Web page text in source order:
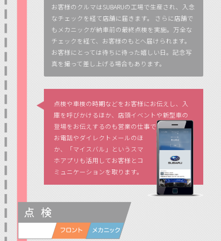
お客様のクルマはSUBARUの工場で生産され、入念
なチェックを経て店舗に届きます。 さらに店舗で
もメカニックが納車前の最終点検を実施。万全な
チェックを経て、お客様のもとへ届けられます。
お客様にとっては待ちに待った嬉しい日。記念写
真を撮って差し上げる場合もあります。
点検や車検の時期などをお客様にお伝えし、入
庫を呼びかけるほか、店頭イベントや新型車の
登場をお伝えするのも営業の仕事です。
お電話やダイレクトメールのほ
か、「マイスバル」というスマ
ホアプリも活用してお客様とコ
ミュニケーションを取ります。